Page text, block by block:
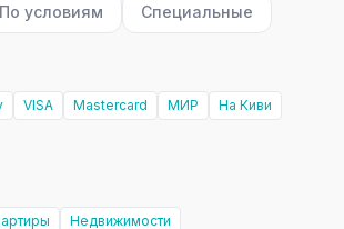
По условиям Специальные
VISA Mastercard МИР
На Киви
Недвижимости